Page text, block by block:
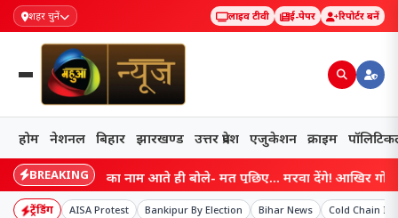
शहर चुनें लाइव टीवी ई-पेपर रिपोर्टर बनें
होम नेशनल बिहार झारखण्ड उत्तर प्रदेश एजुकेशन क्राइम
BREAKING
चौधरी का नाम आते ही बोले- मत पूछिए… मरवा देंगे! आखिर गोपाल मंडल
ट्रेंडिंग AISA Protest Bankipur By Election Bihar News Cold Chain